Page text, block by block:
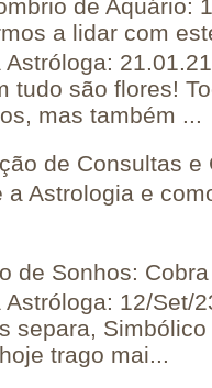
de Aquário:
a lidar com
Astróloga:
tudo são flores!
mas também ...
de Consultas e
a Astrologia e
de Sonhos: Cobra
Astróloga: 12/Set/
separa,
trago mai...